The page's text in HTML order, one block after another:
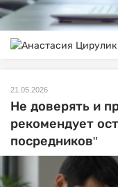
21.05.2026
Не доверять и
рекомендует
посредников"